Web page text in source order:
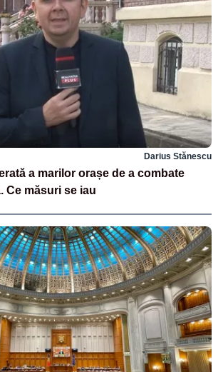
Darius Stănescu
a marilor orașe de a combate
Ce măsuri se iau